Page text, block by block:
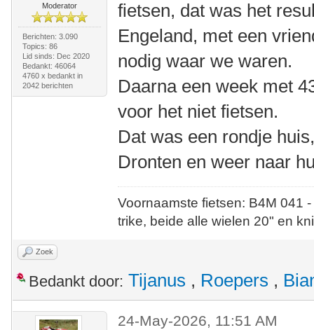
Moderator
Berichten: 3.090
Topics: 86
Lid sinds: Dec 2020
Bedankt: 46064
4760 x bedankt in
2042 berichten
fietsen, dat was het
Engeland, met een
nodig waar we waren.
Daarna een week met
voor het niet fietsen.
Dat was een rondje
Dronten en weer naar
Voornaamste fietsen: B4M
trike, beide alle wielen 20" en
Zoek
Bedankt door: Tijanus , Roepers ,
24-May-2026, 11:51 AM